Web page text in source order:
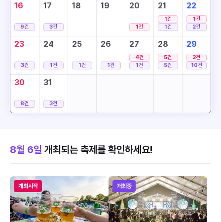
16
9건
17
3건
18 19 20
1건
21
1건
1건
22
1건
2건
23
3건
24
1건
25
1건
26
1건
27
4건
1건
28
5건
5건
29
2건
10건
30
8건
31
3건
8월 6일 개최되는 축제를 확인하세요!
개최시작 개최중